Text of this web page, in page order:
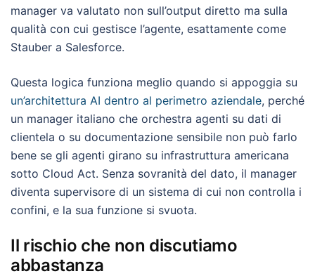
manager va valutato non sull’output diretto ma sulla
qualità con cui gestisce l’agente, esattamente come
Stauber a Salesforce.
Questa logica funziona meglio quando si appoggia su
un’architettura AI dentro al perimetro aziendale, perché
un manager italiano che orchestra agenti su dati di
clientela o su documentazione sensibile non può farlo
bene se gli agenti girano su infrastruttura americana
sotto Cloud Act. Senza sovranità del dato, il manager
diventa supervisore di un sistema di cui non controlla i
confini, e la sua funzione si svuota.
Il rischio che non discutiamo
abbastanza